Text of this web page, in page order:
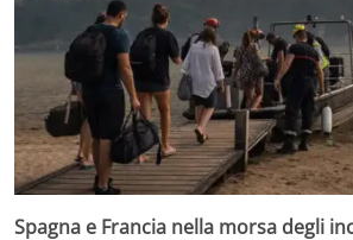
Spagna e Francia nella morsa degli